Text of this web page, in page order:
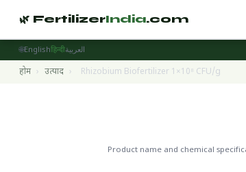
🌿 FertilizerIndia.com
🌐Englishहिन्दीالعربية
होम › उत्पाद › Rhizobium Biofertilizer 1×10⁸ CFU/g
Product name and chemical